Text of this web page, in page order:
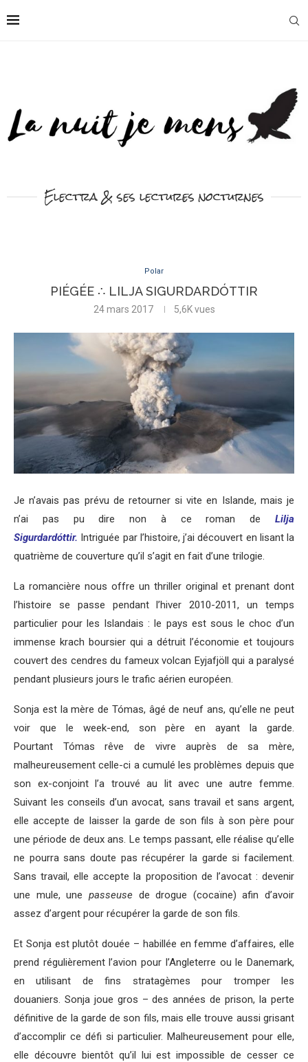
Electra & ses lectures nocturnes
Polar
PIÉGÉE ∴ LILJA SIGURDARDÓTTIR
24 mars 2017 5,6Kvues
Je n’avais pas prévu de retourner si vite en Islande, mais je
n’ai pas pu dire non à ce roman de Lilja
Sigurdardóttir. Intriguée par l’histoire, j’ai découvert en lisant la
quatrième de couverture qu’il s’agit en fait d’une trilogie.
La romancière nous offre un thriller original et prenant dont
l’histoire se passe pendant l’hiver 2010-2011, un temps
particulier pour les Islandais : le pays est sous le choc d’un
immense krach boursier qui a détruit l’économie et toujours
couvert des cendres du fameux volcan Eyjafjöll qui a paralysé
pendant plusieurs jours le trafic aérien européen.
Sonja est la mère de Tómas, âgé de neuf ans, qu’elle ne peut
voir que le week-end, son père en ayant la garde.
Pourtant Tómas rêve de vivre auprès de sa mère,
malheureusement celle-ci a cumulé les problèmes depuis que
son ex-conjoint l’a trouvé au lit avec une autre femme.
Suivant les conseils d’un avocat, sans travail et sans argent,
elle accepte de laisser la garde de son fils à son père pour
une période de deux ans. Le temps passant, elle réalise qu’elle
ne pourra sans doute pas récupérer la garde si facilement.
Sans travail, elle accepte la proposition de l’avocat : devenir
une mule, une passeusede drogue (cocaïne) afin d’avoir
assez d’argent pour récupérer la garde de son fils.
Et Sonja est plutôt douée – habillée en femme d’affaires, elle
prend régulièrement l’avion pour l’Angleterre ou le Danemark,
en utilisant de fins stratagèmes pour tromper les
douaniers. Sonja joue gros – des années de prison, la perte
définitive de la garde de son fils, mais elle trouve aussi grisant
d’accomplir ce défi si particulier. Malheureusement pour elle,
elle découvre bientôt qu’il lui est impossible de cesser ce